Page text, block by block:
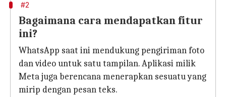
#2
Bagaimana cara mendapatkan fitur
ini?
WhatsApp saat ini mendukung pengiriman foto
dan video untuk satu tampilan. Aplikasi milik
Meta juga berencana menerapkan sesuatu yang
mirip dengan pesan teks.